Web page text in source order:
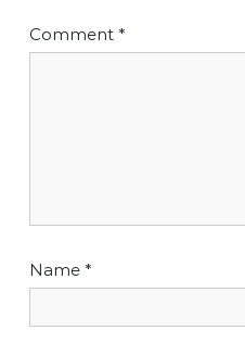
Comment *
Name *